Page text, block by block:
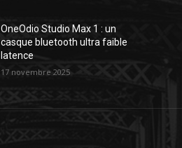
OneOdio Studio Max 1 : un
casque bluetooth ultra faible
latence
17 novembre 2025